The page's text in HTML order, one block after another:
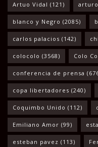
Artuo Vidal (121)
blanco y Negro (2085)
carlos palacios (142)
colocolo (3568) Colo
conferencia de prensa
copa libertadores (240)
Coquimbo Unido (112)
Emiliano Amor (99)
esteban pavez (113)